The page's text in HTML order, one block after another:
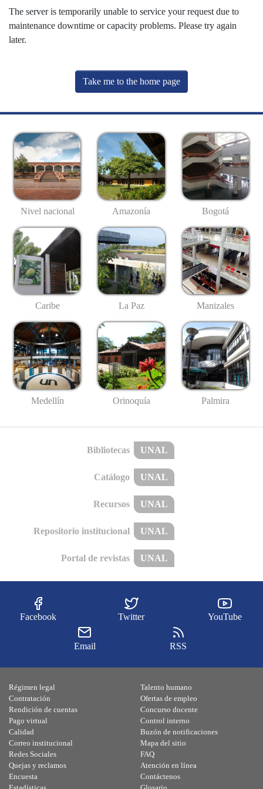
The server is temporarily unable to service your request due to
maintenance downtime or capacity problems. Please try again
later.
Take me to the home page
Nivel nacional Amazonía Bogotá
Caribe La Paz Manizales
Medellín Orinoquía Palmira
Bibliotecas UNAL
Catálogo UNAL
Recursos UNAL
Repositorio institucional UNAL
Portal de revistas UNAL
Facebook Twitter YouTube
Email RSS
Régimen legal
Contratación
Rendición de cuentas
Pago virtual
Calidad
Talento humano
Ofertas de empleo
Concurso docente
Control interno
Buzón de notificaciones
Correo institucional
Redes Sociales
Quejas y reclamos
Encuesta
Mapa del sitio
FAQ
Atención en línea
Contáctenos